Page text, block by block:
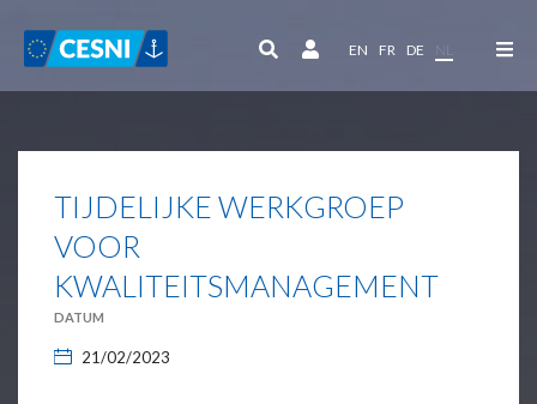
EN FR DE NL
TIJDELIJKE WERKGROEP
VOOR
KWALITEITSMANAGEMENT
DATUM
21/02/2023